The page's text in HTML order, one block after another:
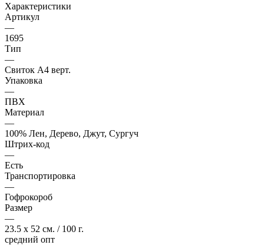
Характеристики
Артикул
—
1695
Тип
—
Свиток А4 верт.
Упаковка
—
ПВХ
Материал
—
100% Лен, Дерево, Джут, Сургуч
Штрих-код
—
Есть
Транспортировка
—
Гофрокороб
Размер
—
23.5 x 52 см. / 100 г.
средний опт